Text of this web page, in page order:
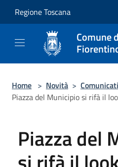
Regione Toscana
Comune
Home > Novità > Comunicati
Piazza del Municipio si rifà il
Piazza del